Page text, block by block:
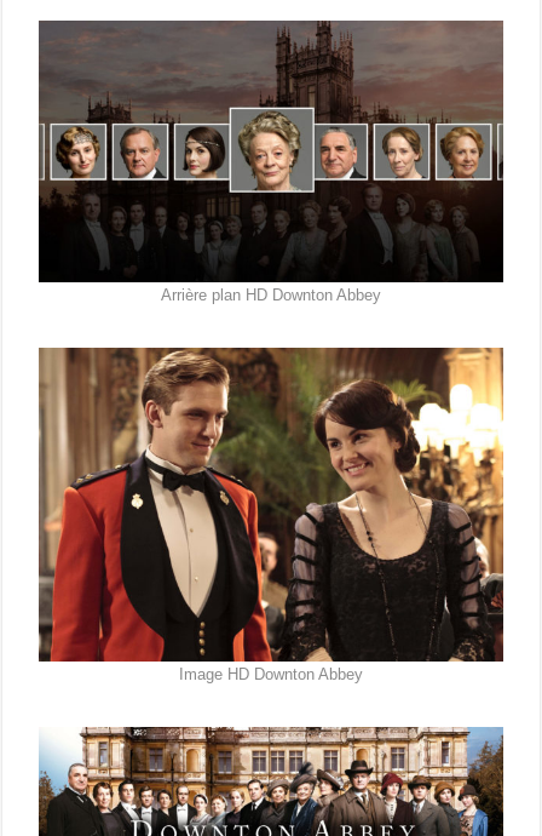
Arrière plan HD Downton Abbey
Image HD Downton Abbey